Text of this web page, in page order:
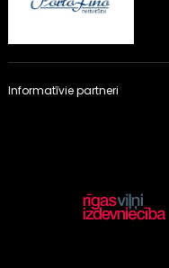
Informatīvie partneri